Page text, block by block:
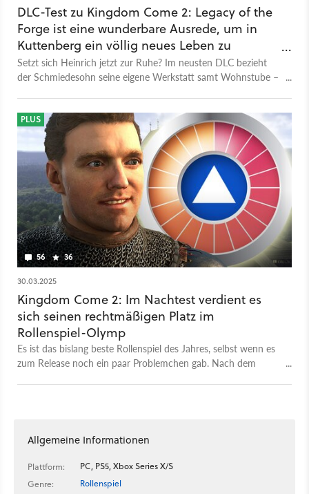
DLC-Test zu Kingdom Come 2: Legacy of the
Forge ist eine wunderbare Ausrede, um in
Kuttenberg ein völlig neues Leben zu
beginnen
Setzt sich Heinrich jetzt zur Ruhe? Im neusten DLC bezieht
der Schmiedesohn seine eigene Werkstatt samt Wohnstube –
56 36
PLUS
30.03.2025
Kingdom Come 2: Im Nachtest verdient es
sich seinen rechtmäßigen Platz im
Rollenspiel-Olymp
Es ist das bislang beste Rollenspiel des Jahres, selbst wenn es
zum Release noch ein paar Problemchen gab. Nach dem
Allgemeine Informationen
Plattform:
PC, PS5, Xbox Series X/S
Genre:
Rollenspiel